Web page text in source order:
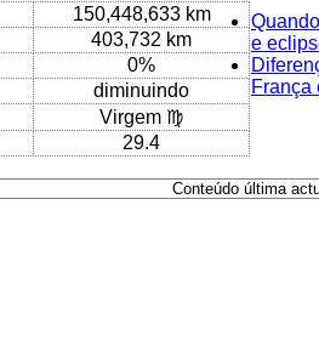
150,448,633 km
403,732 km
0%
diminuindo
Virgem ♍
29.4
e
França
Conteúdo última